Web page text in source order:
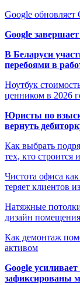
Google обновляет
Google
В Беларуси
перебоями в
Ноутбук
ценником в 2026
Юристы по
вернуть
Как выбрать
тех, кто строится
Чистота офиса
теряет клиентов
Натяжные
дизайн
Как демонтаж
активом
Google
зафиксированы